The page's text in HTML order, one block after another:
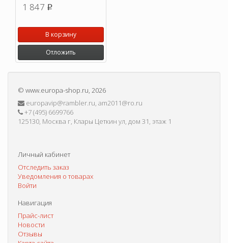
1 847 p
В корзину
Отложить
© www.europa-shop.ru, 2026
europavip@rambler.ru, am2011@ro.ru
+7 (495) 6699766
125130, Москва г, Клары Цеткин ул, дом 31, этаж 1
Личный кабинет
Отследить заказ
Уведомления о товарах
Войти
Навигация
Прайс-лист
Новости
Отзывы